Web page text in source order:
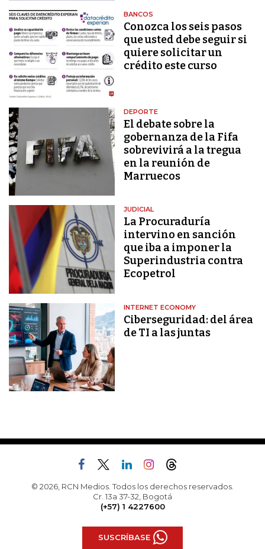
BANCOS
Conozca los seis pasos
que usted debe seguir si
quiere solicitar un
crédito este curso
DEPORTE
El debate sobre la
gobernanza de la Fifa
sobrevivirá a la tregua
en la reunión de
Marruecos
JUDICIAL
La Procuraduría
intervino en sanción
que iba a imponer la
Superindustria contra
Ecopetrol
INTERNET ECONOMY
Ciberseguridad: del área
de TI a las juntas
© 2026, RCN Medios. Todos los derechos reservados.
Cr. 13a 37-32, Bogotá
(+57) 1 4227600
SUSCRÍBASE